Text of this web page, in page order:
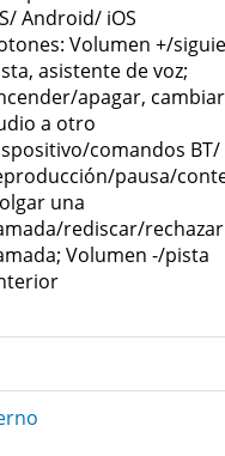
Android/ iOS
Volumen +/
asistente de voz;
apagar,
a otro
comandos BT/
pausa/
colgar una
rediscar/rechazar
Volumen -/pista